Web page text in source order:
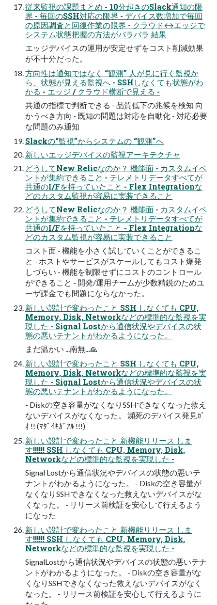
従来監視の課題まとめ - 10分起きのSlack通知の限
界 - 毎回のSSH対応の限界 - デバイス数増加で毎回
の原因調査と回復作業の限界 - クラウド↔エッジで
システム状態把握の方法がバラバラ 結果
エッジデバイスの運用が安定せずをコスト削減効果
が不十分だった。
方向性は通知ではなく “観測” 人が見に行く監視か
ら、状態が見える監視へ - SSHしなくても状態がわ
かる - エッジ / クラウド横断で見える -
共通の指標で判断できる - 品質低下の兆候を検知 向
かうべき方向 - 既知の問題は対応を自動化 - 対応必要
な問題のみ通知
Slackの“監視”からシステムの “観測”へ
新しいエッジデバイスの監視アーキテクチャ
どうしてNew Relicなのか？ 機能面 - カスタムイベ
ントが集約できること - テレメトリデータすべてが
共通のI/Fを持っていたこと - Flex Integrationな
どのカスタム監視が容易に実装できること
どうしてNew Relicなのか？ 機能面 - カスタムイベ
ントが集約できること - テレメトリデータすべてが
共通のI/Fを持っていたこと - Flex Integrationな
どのカスタム監視が容易に実装できること
コスト面 - 機能を小さく試していくことができるこ
と - ホストやサービスがスケールしてもコスト爆発
しづらい - 機能を制限せずにコストのコントロール
ができること - 開発/運用チームが少数精鋭のためユ
ーザ課金でも問題にならなかった。
新しい設計で変わったこと SSH しなくても CPU,
Memory, Disk, Networkなどの標準的な監視を実
現した - Signal Lostから通信状況やデバイスの状
態の悪いテナントがわかるようになった。
まだ温かい ...南無...🙏
新しい設計で変わったこと SSH しなくても CPU,
Memory, Disk, Networkなどの標準的な監視を実
現した - Signal Lostから通信状況やデバイスの状
態の悪いテナントがわかるようになった。
- Diskの空き容量がなくなりSSHできなくなった救え
ないデバイスがなくなった。 瀕死のデバイス発見ｶﾞ
ｵ !! (ﾏﾀﾞｲｷｶﾞｱﾙ !!!)
新しい設計で変わったこと 新機能リリース しま
す!!!!!! SSH しなくても CPU, Memory, Disk,
Networkなどの標準的な監視を実現した -
Signal Lostから通信状況やデバイスの状態の悪いテ
ナントがわかるようになった。 - Diskの空き容量が
なくなりSSHできなくなった救えないデバイスがな
くなった。 - リリース前検証を安心して行えるよう
になった
新しい設計で変わったこと 新機能リリース しま
す!!!!!! SSH しなくても CPU, Memory, Disk,
Networkなどの標準的な監視を実現した -
SignalLostから通信状況やデバイスの状態の悪いテナ
ントがわかるようになった。 - Diskの空き容量がな
くなりSSHできなくなった救えないデバイスがなく
なった。 - リリース前検証を安心して行えるように